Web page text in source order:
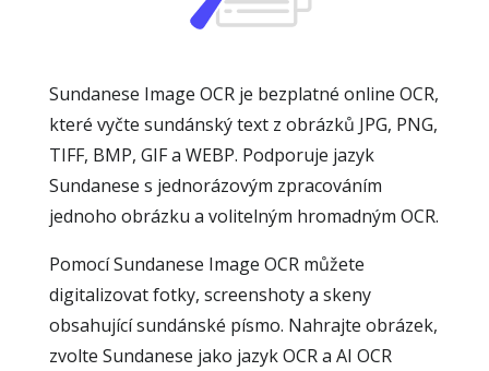
Sundanese Image OCR je bezplatné online OCR,
které vyčte sundánský text z obrázků JPG, PNG,
TIFF, BMP, GIF a WEBP. Podporuje jazyk
Sundanese s jednorázovým zpracováním
jednoho obrázku a volitelným hromadným OCR.
Pomocí Sundanese Image OCR můžete
digitalizovat fotky, screenshoty a skeny
obsahující sundánské písmo. Nahrajte obrázek,
zvolte Sundanese jako jazyk OCR a AI OCR